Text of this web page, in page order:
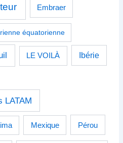
Embraer
équatorienne
LE VOILÀ Ibérie
LATAM
Mexique Pérou